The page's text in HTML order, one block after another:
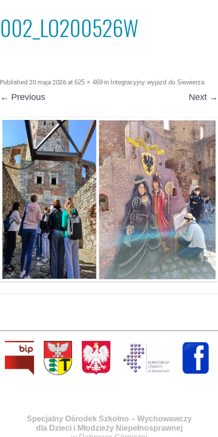
002_LO200526W
Published 20 maja 2026 at 625 × 469 in Integracyjny wyjazd do Siewierza.
← Previous Next →
Specjalny Ośrodek Szkolno – Wychowawczy
dla Dzieci i Młodzieży Niepełnosprawnej